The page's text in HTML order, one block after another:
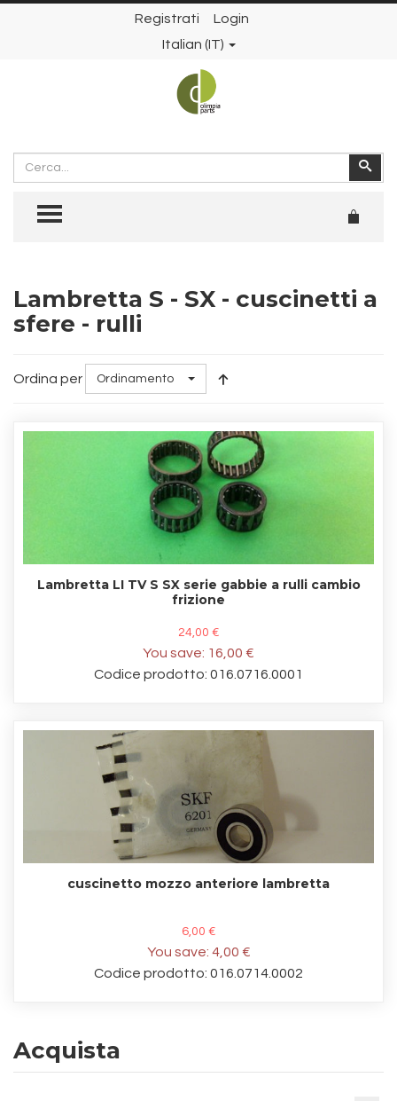
Registrati
Login
Italian (IT)
Cerca
TOGGLE MENU
Lambretta S - SX - cuscinetti a
sfere - rulli
Ordina per Ordinamento
Lambretta LI TV S SX serie gabbie a rulli cambio
frizione
24,00 €
You save: 16,00 €
Codice prodotto: 016.0716.0001
cuscinetto mozzo anteriore lambretta
6,00 €
You save: 4,00 €
Codice prodotto: 016.0714.0002
Acquista